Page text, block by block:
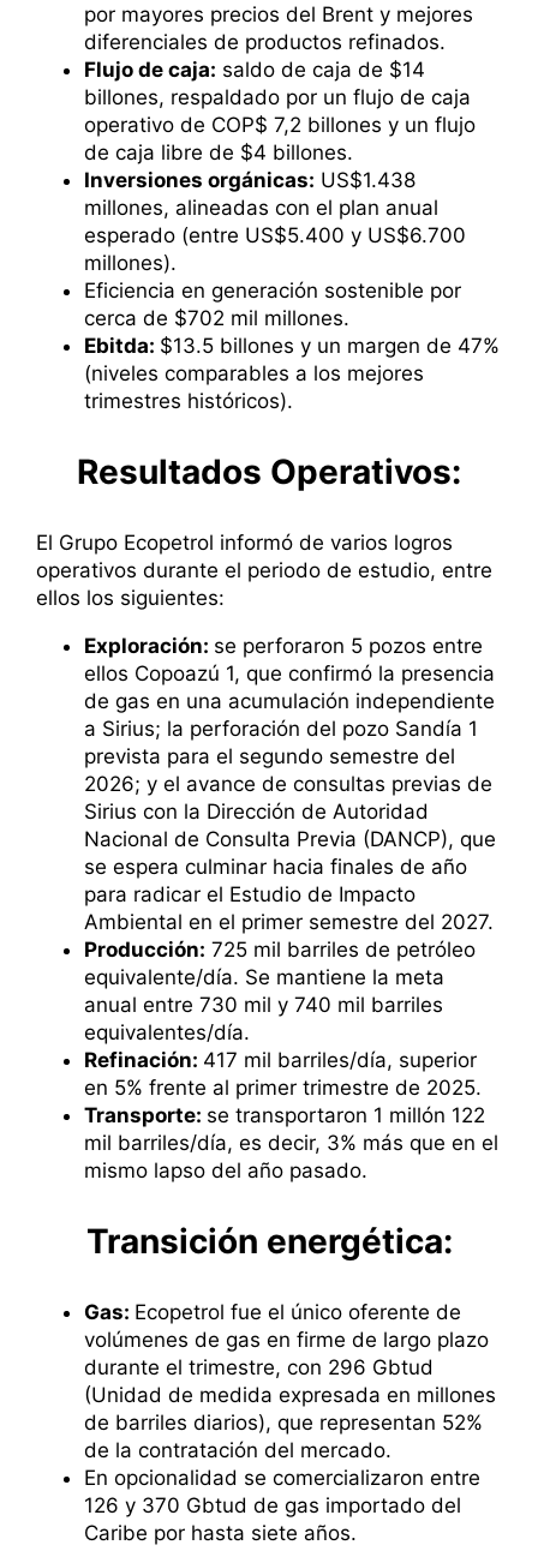
por mayores precios del Brent y mejores
diferenciales de productos refinados.
Flujo de caja: saldo de caja de $14
billones, respaldado por un flujo de caja
operativo de COP$ 7,2 billones y un flujo
de caja libre de $4 billones.
Inversiones orgánicas: US$1.438
millones, alineadas con el plan anual
esperado (entre US$5.400 y US$6.700
millones).
Eficiencia en generación sostenible por
cerca de $702 mil millones.
Ebitda: $13.5 billones y un margen de 47%
(niveles comparables a los mejores
trimestres históricos).
​Resultado​s Operativos:
El Grupo Ecopetrol informó de varios logros
operativos durante el periodo de estudio, entre
ellos los siguientes:
Exploración: se perforaron 5 pozos entre
ellos Copoazú 1, que confirmó la presencia
de gas en una acumulación independiente
a Sirius; la perforación del pozo Sandía 1
prevista para el segundo semestre del
2026; y el avance de consultas previas de
Sirius con la Dirección de Autoridad
Nacional de Consulta Previa (DANCP), que
se espera culminar hacia finales de año
para radicar el Estudio de Impacto
Ambiental en el primer semestre del 2027.
Producción: 725 mil barriles de petróleo
equivalente/día. Se mantiene la meta
anual entre 730 mil y 740 mil barriles
equivalentes/día.
Refinación: 417 mil barriles/día, superior
en 5% frente al primer trimestre de 2025.
Transporte: se transportaron 1 millón 122
mil barriles/día, es decir, 3% más que en el
mismo lapso del año pasado.
​Transició​n energética:
Gas: Ecopetrol fue el único oferente de
volúmenes de gas en firme de largo plazo
durante el trimestre, con 296 Gbtud
(Unidad de medida expresada en millones
de barriles diarios), que representan 52%
de la contratación del mercado.
En opcionalidad se comercializaron entre
126 y 370 Gbtud de gas importado del
Caribe por hasta siete años.